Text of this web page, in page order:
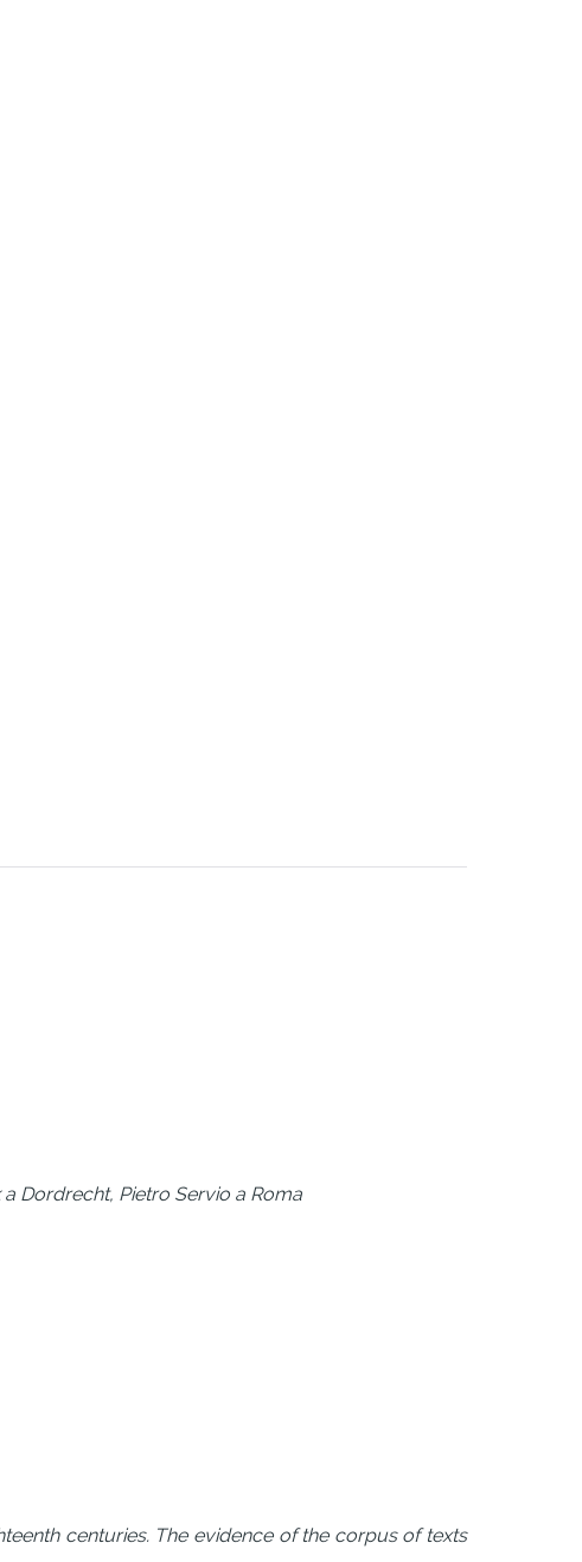
Dordrecht, Pietro Servio a Roma
centuries. The evidence of the corpus of texts